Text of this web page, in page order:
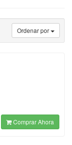
Ordenar por
Comprar Ahora